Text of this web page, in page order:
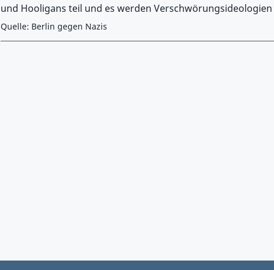
und Hooligans teil und es werden
Quelle: Berlin gegen Nazis